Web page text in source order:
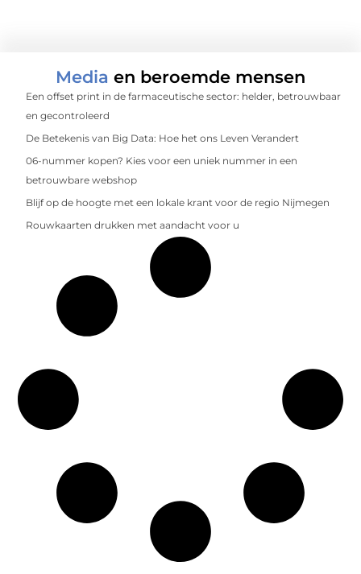
Media en beroemde mensen
Een offset print in de farmaceutische sector: helder, betrouwbaar
en gecontroleerd
De Betekenis van Big Data: Hoe het ons Leven Verandert
06-nummer kopen? Kies voor een uniek nummer in een
betrouwbare webshop
Blijf op de hoogte met een lokale krant voor de regio Nijmegen
Rouwkaarten drukken met aandacht voor u